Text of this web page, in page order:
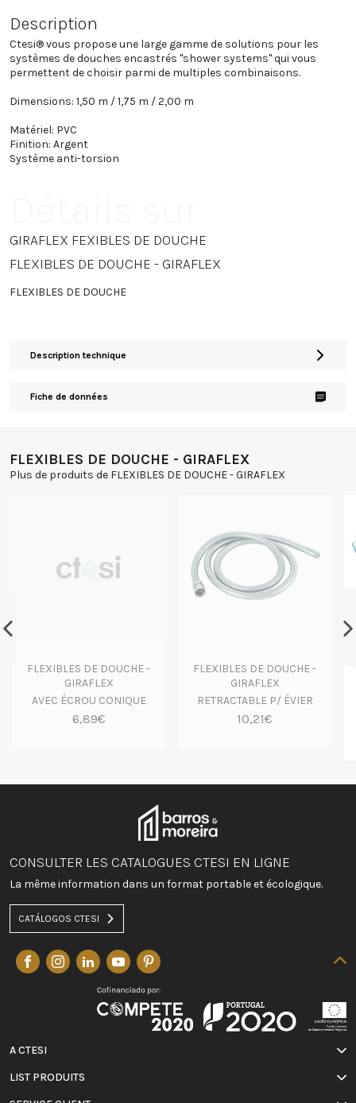
Description
Ctesi® vous propose une large gamme de solutions pour les
systèmes de douches encastrés "shower systems" qui vous
permettent de choisir parmi de multiples combinaisons.
Dimensions: 1,50 m / 1,75 m / 2,00 m
Matériel: PVC
Finition: Argent
Système anti-torsion
GIRAFLEX FEXIBLES DE DOUCHE
FLEXIBLES DE DOUCHE - GIRAFLEX
FLEXIBLES DE DOUCHE
Description technique
Fiche de données
FLEXIBLES DE DOUCHE - GIRAFLEX
Plus de produits de FLEXIBLES DE DOUCHE - GIRAFLEX
FLEXIBLES DE DOUCHE -
GIRAFLEX
AVEC ÉCROU CONIQUE
6,89€
FLEXIBLES DE DOUCHE -
GIRAFLEX
RETRACTABLE P/ ÉVIER
10,21€
CONSULTER LES CATALOGUES CTESI EN LIGNE
La même information dans un format portable et écologique.
CATÁLOGOS CTESI
A CTESI
LIST PRODUITS